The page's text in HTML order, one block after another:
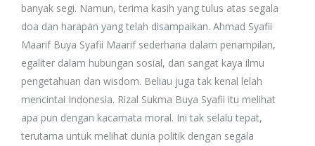
banyak segi. Namun, terima kasih yang tulus atas segala
doa dan harapan yang telah disampaikan. Ahmad Syafii
Maarif Buya Syafii Maarif sederhana dalam penampilan,
egaliter dalam hubungan sosial, dan sangat kaya ilmu
pengetahuan dan wisdom. Beliau juga tak kenal lelah
mencintai Indonesia. Rizal Sukma Buya Syafii itu melihat
apa pun dengan kacamata moral. Ini tak selalu tepat,
terutama untuk melihat dunia politik dengan segala